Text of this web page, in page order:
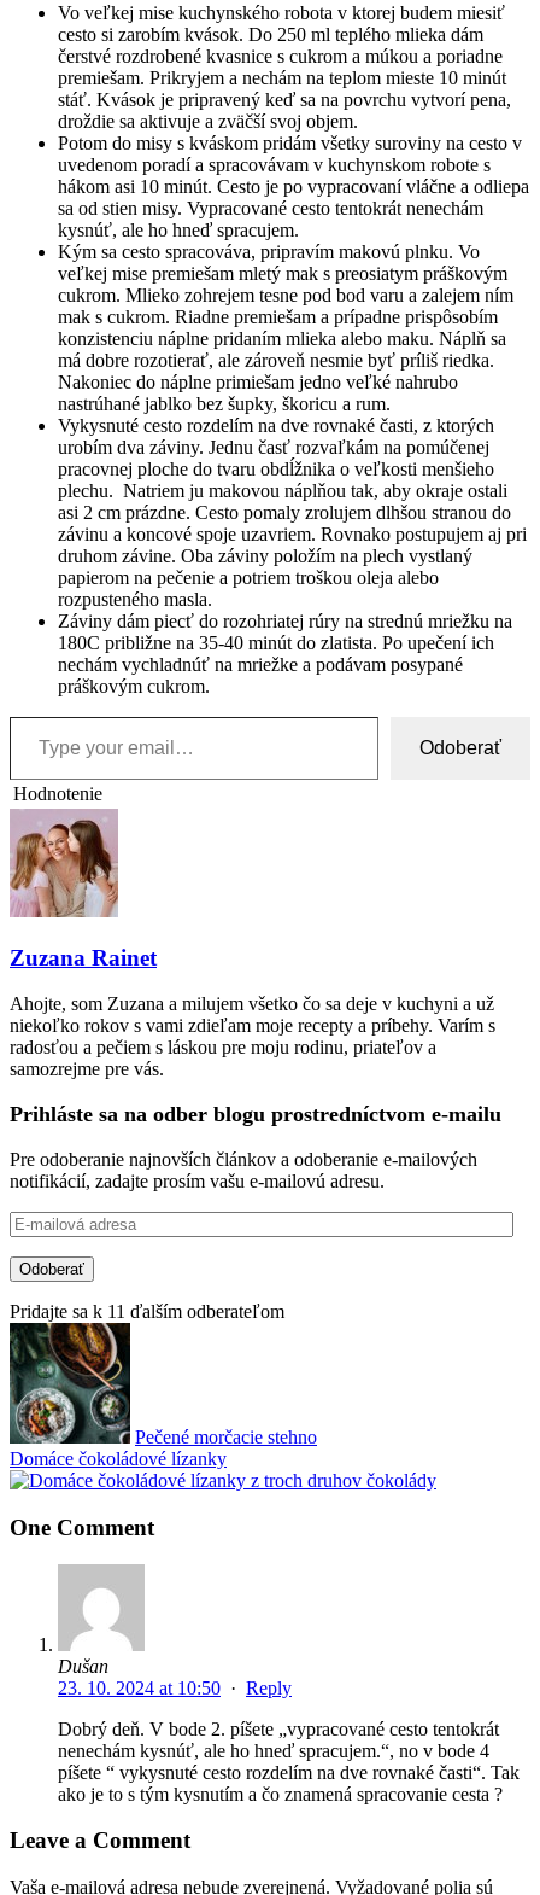
Vo veľkej mise kuchynského robota v ktorej budem miesiť
cesto si zarobím kvások. Do 250 ml teplého mlieka dám
čerstvé rozdrobené kvasnice s cukrom a múkou a poriadne
premiešam. Prikryjem a nechám na teplom mieste 10 minút
stáť. Kvások je pripravený keď sa na povrchu vytvorí pena,
droždie sa aktivuje a zväčší svoj objem.
Potom do misy s kváskom pridám všetky suroviny na cesto v
uvedenom poradí a spracovávam v kuchynskom robote s
hákom asi 10 minút. Cesto je po vypracovaní vláčne a odliepa
sa od stien misy. Vypracované cesto tentokrát nenechám
kysnúť, ale ho hneď spracujem.
Kým sa cesto spracováva, pripravím makovú plnku. Vo
veľkej mise premiešam mletý mak s preosiatym práškovým
cukrom. Mlieko zohrejem tesne pod bod varu a zalejem ním
mak s cukrom. Riadne premiešam a prípadne prispôsobím
konzistenciu náplne pridaním mlieka alebo maku. Náplň sa
má dobre rozotierať, ale zároveň nesmie byť príliš riedka.
Nakoniec do náplne primiešam jedno veľké nahrubo
nastrúhané jablko bez šupky, škoricu a rum.
Vykysnuté cesto rozdelím na dve rovnaké časti, z ktorých
urobím dva záviny. Jednu časť rozvaľkám na pomúčenej
pracovnej ploche do tvaru obdĺžnika o veľkosti menšieho
plechu. Natriem ju makovou náplňou tak, aby okraje ostali
asi 2 cm prázdne. Cesto pomaly zrolujem dlhšou stranou do
závinu a koncové spoje uzavriem. Rovnako postupujem aj pri
druhom závine. Oba záviny položím na plech vystlaný
papierom na pečenie a potriem troškou oleja alebo
rozpusteného masla.
Záviny dám piecť do rozohriatej rúry na strednú mriežku na
180C približne na 35-40 minút do zlatista. Po upečení ich
nechám vychladnúť na mriežke a podávam posypané
práškovým cukrom.
Type your email…
Odoberať
Hodnotenie
Zuzana Rainet
Ahojte, som Zuzana a milujem všetko čo sa deje v kuchyni a už
niekoľko rokov s vami zdieľam moje recepty a príbehy. Varím s
radosťou a pečiem s láskou pre moju rodinu, priateľov a
samozrejme pre vás.
Prihláste sa na odber blogu prostredníctvom e-mailu
Pre odoberanie najnovších článkov a odoberanie e-mailových
notifikácií, zadajte prosím vašu e-mailovú adresu.
E-
mailová
adresa
Odoberať
Pridajte sa k 11 ďalším odberateľom
Pečené morčacie stehno
Domáce čokoládové lízanky
One Comment
Dušan
23. 10. 2024 at 10:50 · Reply
Dobrý deň. V bode 2. píšete „vypracované cesto tentokrát
nenechám kysnúť, ale ho hneď spracujem.“, no v bode 4
píšete “ vykysnuté cesto rozdelím na dve rovnaké časti“. Tak
ako je to s tým kysnutím a čo znamená spracovanie cesta ?
Leave a Comment
Vaša e-mailová adresa nebude zverejnená. Vyžadované polia sú